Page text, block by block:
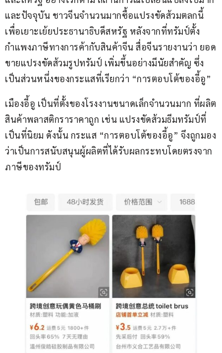
และปัจจุบัน ชาวจีนจำนวนมากซื้อแปรงขัดส้วมตลกนี้
เพื่อเยาะเย้ยประธานาธิบดีสหรัฐ หลังจากที่ทรัมป์ตั้ง
กำแพงภาษีทางการค้ากับสินค้าจีน สื่อจีนรายงานว่า ยอด
ขายแปรงขัดส้วมรูปทรัมป์ เพิ่มขึ้นอย่างมีนัยสำคัญ ซึ่ง
เป็นส่วนหนึ่งของกระแสที่เรียกว่า “การตอบโต้ของอี้อู”
เมืองอี้อู เป็นที่ตั้งของโรงงานขนาดเล็กจำนวนมาก ที่ผลิต
สินค้าพลาสติกราราคาถูก เช่น แปรงขัดส้วมธีมทรัมป์ที่
เป็นที่นิยม ดังนั้น กระแส “การตอบโต้ของอี้อู” จึงถูกมอง
ว่าเป็นการสนับสนุนผู้ผลิตที่ได้รับผลกระทบโดยตรงจาก
ภาษีของทรัมป์